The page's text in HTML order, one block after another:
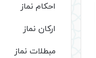
احکام نماز
ارکان نماز
مبطلات نماز